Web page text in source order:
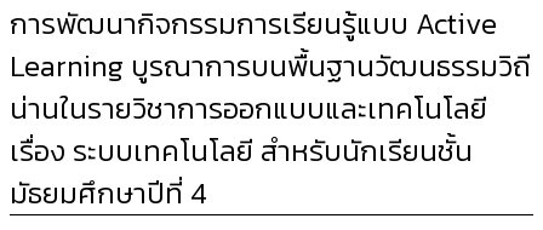
การพัฒนากิจกรรมการเรียนรู้แบบ Active
Learning บูรณาการบนพื้นฐานวัฒนธรรมวิถี
น่านในรายวิชาการออกแบบและเทคโนโลยี
เรื่อง ระบบเทคโนโลยี สำหรับนักเรียนชั้น
มัธยมศึกษาปีที่ 4